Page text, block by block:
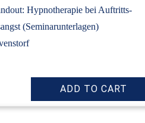
Hypnotherapie bei Auftritts-
(Seminarunterlagen)